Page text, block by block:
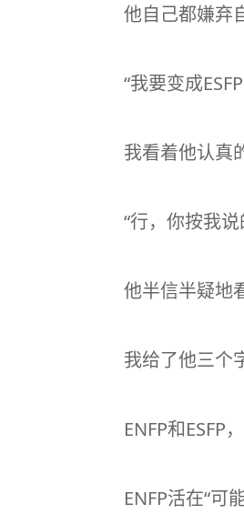
他自己都嫌弃
“我要变成
我看着他认真
“行，你按我
他半信半疑地
我给了他三个
ENFP和ESFP
ENFP活在“可